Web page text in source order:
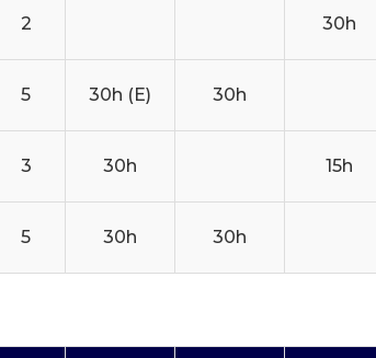
2 30h
5 30h (E) 30h
3 30h 15h
5 30h 30h